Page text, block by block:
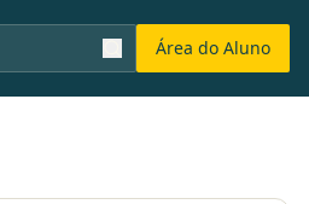
Área do Aluno